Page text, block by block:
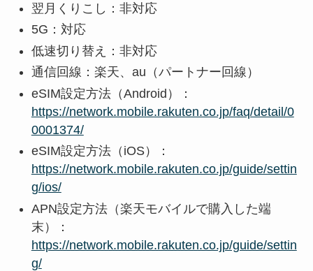
翌月くりこし：非対応
5G：対応
低速切り替え：非対応
通信回線：楽天、au（パートナー回線）
eSIM設定方法（Android）：
https://network.mobile.rakuten.co.jp/faq/detail/0
0001374/
eSIM設定方法（iOS）：
https://network.mobile.rakuten.co.jp/guide/settin
g/ios/
APN設定方法（楽天モバイルで購入した端
末）：
https://network.mobile.rakuten.co.jp/guide/settin
g/